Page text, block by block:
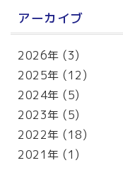
アーカイブ
2026年 (3)
2025年 (12)
2024年 (5)
2023年 (5)
2022年 (18)
2021年 (1)